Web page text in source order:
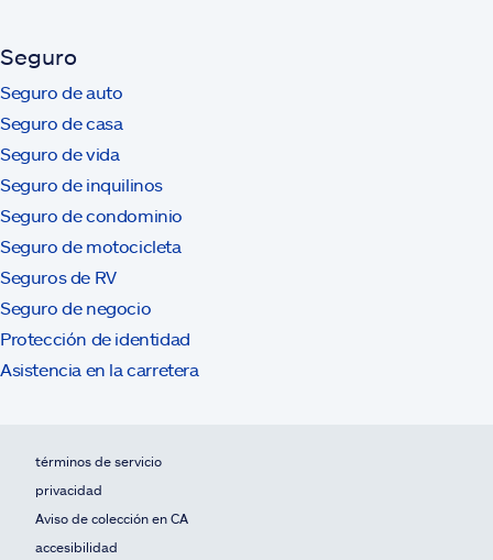
Seguro
Seguro de auto
Seguro de casa
Seguro de vida
Seguro de inquilinos
Seguro de condominio
Seguro de motocicleta
Seguros de RV
Seguro de negocio
Protección de identidad
Asistencia en la carretera
términos de servicio
privacidad
Aviso de colección en CA
accesibilidad